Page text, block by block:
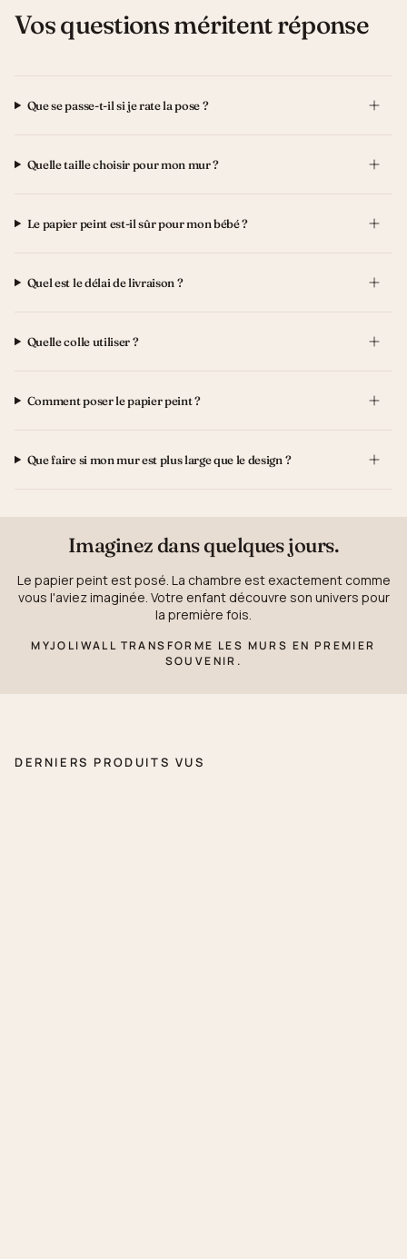
Vos questions méritent réponse
Que se passe-t-il si je rate la pose ?
Quelle taille choisir pour mon mur ?
Le papier peint est-il sûr pour mon bébé ?
Quel est le délai de livraison ?
Quelle colle utiliser ?
Comment poser le papier peint ?
Que faire si mon mur est plus large que le design ?
Imaginez dans quelques jours.
Le papier peint est posé. La chambre est exactement comme
vous l'aviez imaginée. Votre enfant découvre son univers pour
la première fois.
MYJOLIWALL TRANSFORME LES MURS EN PREMIER
SOUVENIR.
DERNIERS PRODUITS VUS